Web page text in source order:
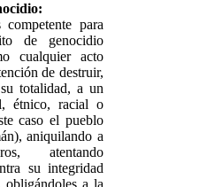
para
de genocidio
cualquier acto
de destruir,
totalidad, a un
étnico, racial o
caso el pueblo
aniquilando a
atentando
su integridad
obligándoles a la